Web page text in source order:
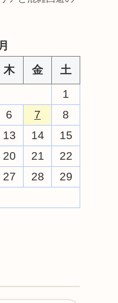
木 金
土
1
6 7
8
13 14
15
20 21
22
27 28
29